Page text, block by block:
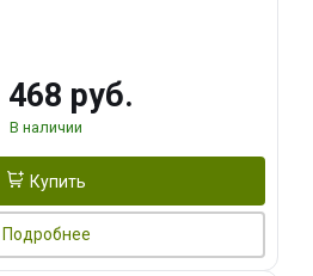
468 руб.
В наличии
Купить
Подробнее